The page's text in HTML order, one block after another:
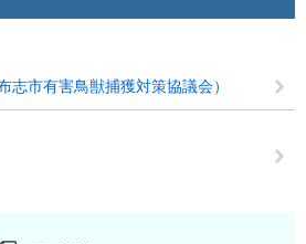
志市有害鳥獣捕獲対策協議会）